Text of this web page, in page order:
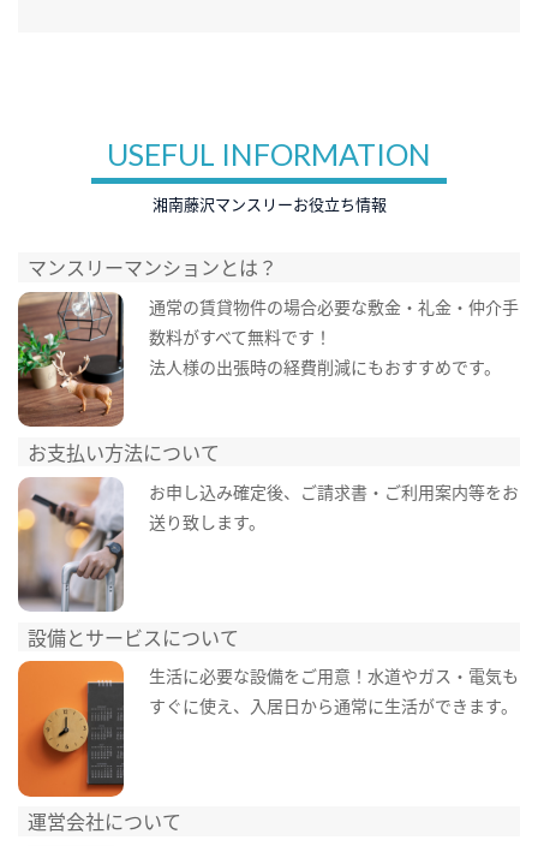
USEFUL INFORMATION
湘南藤沢マンスリーお役立ち情報
マンスリーマンションとは？
通常の賃貸物件の場合必要な敷金・礼金・仲介手
数料がすべて無料です！
法人様の出張時の経費削減にもおすすめです。
お支払い方法について
お申し込み確定後、ご請求書・ご利用案内等をお
送り致します。
設備とサービスについて
生活に必要な設備をご用意！水道やガス・電気も
すぐに使え、入居日から通常に生活ができます。
運営会社について